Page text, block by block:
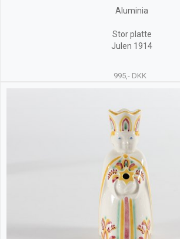
Aluminia
Stor platte
Julen 1914
995,- DKK